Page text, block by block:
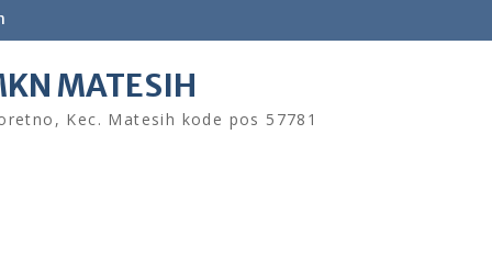
MATESIH
Kec. Matesih kode pos 57781